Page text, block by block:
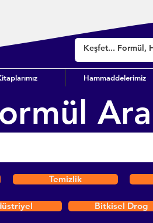
Hammaddelerimiz
Ara
Temizlik
Bitkisel Drog